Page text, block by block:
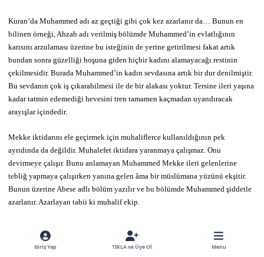
Kuran’da Muhammed adı az geçtiği gibi çok kez azarlanır da… Bunun en
bilinen örneği, Ahzab adı verilmiş bölümde Muhammed’in evlatlığının
karısını arzulaması üzerine bu isteğinin de yerine getirilmesi fakat artık
bundan sonra güzelliği hoşuna giden hiçbir kadını alamayacağı restinin
çekilmesidir. Burada Muhammed’in kadın sevdasına artık bir dur denilmiştir.
Bu sevdanın çok iş çıkarabilmesi ile de bir alakası yoktur. Tersine ileri yaşına
kadar tatmin edemediği hevesini tren tamamen kaçmadan uyandıracak
arayışlar içindedir.
Mekke iktidarını ele geçirmek için muhaliflerce kullanıldığının pek
ayrıdında da değildir. Muhalefet iktidara yaranmaya çalışmaz. Onu
devirmeye çalışır. Bunu anlamayan Muhammed Mekke ileri gelenlerine
tebliğ yapmaya çalışırken yanına gelen âma bir müslümana yüzünü ekşitir.
Bunun üzerine Abese adlı bölüm yazılır ve bu bölümde Muhammed şiddetle
azarlanır. Azarlayan tabii ki muhalif ekip.
azarlanır. “Seni yetim bulup barındırmadı mı? Seni sapkın bulup doğrultmadı
Giriş Yap TIKLA ve Üye Ol Menu